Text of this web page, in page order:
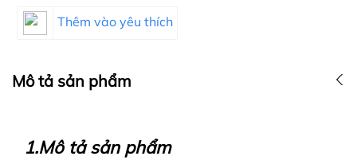
Thêm vào yêu thích
Mô tả sản phẩm
1.Mô tả sản phẩm